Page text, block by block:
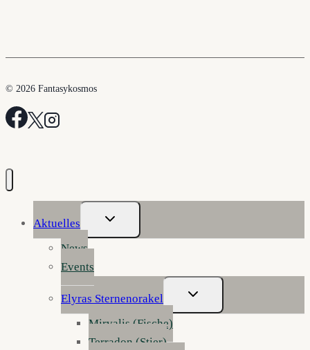
© 2026 Fantasykosmos
Aktuelles
Untermenü
Umschalten
News
Events
Elyras Sternenorakel
Untermenü
Umschalten
Mirvalis (Fische)
Terradon (Stier)